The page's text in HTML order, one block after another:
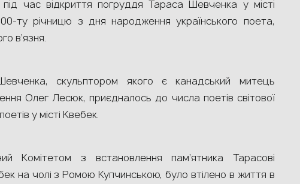
під час відкриття погруддя Тараса Шевченка у місті
ту річницю з дня народження українського поета,
в’язня.
скульптором якого є канадський митець
Олег Лесюк, приєдналось до числа поетів світової
у місті Квебек.
Комітетом з встановлення пам’ятника Тарасові
на чолі з Ромою Купчинською, було втілено в життя в